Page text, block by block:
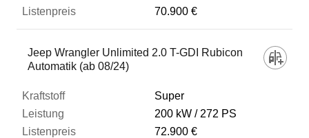
Leistung
Listenpreis
70.900 €
Jeep Wrangler Unlimited 2.0 T-GDI Rubicon
Automatik (ab 08/24)
Super
200 kW
272 PS
72.900 €